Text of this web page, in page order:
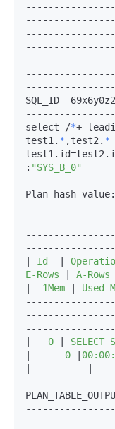
SQL_ID
select /*+
test1. * ,test2. *
: "SYS_B_0"
Plan hash value:
Id
E-Rows
A-Rows
  1Mem
Used-
   0
SELECT
      0